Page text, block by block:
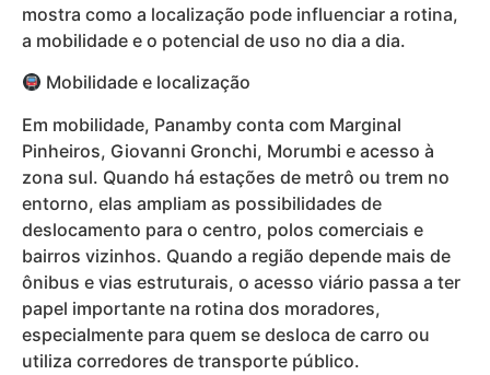
mostra como a localização pode influenciar a rotina,
a mobilidade e o potencial de uso no dia a dia.
Mobilidade e localização
Em mobilidade, Panamby conta com Marginal
Pinheiros, Giovanni Gronchi, Morumbi e acesso à
zona sul. Quando há estações de metrô ou trem no
entorno, elas ampliam as possibilidades de
deslocamento para o centro, polos comerciais e
bairros vizinhos. Quando a região depende mais de
ônibus e vias estruturais, o acesso viário passa a ter
papel importante na rotina dos moradores,
especialmente para quem se desloca de carro ou
utiliza corredores de transporte público.